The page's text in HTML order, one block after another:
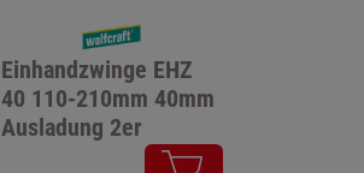
Einhandzwinge EHZ
40 110-210mm 40mm
Ausladung 2er